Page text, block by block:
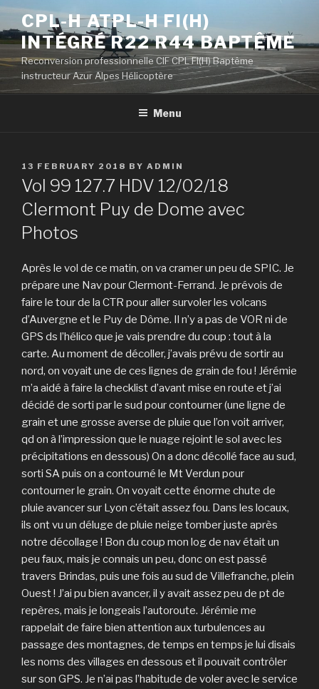
Skip
to
content
CPL-H ATPL-H FI(H)
INTÉGRÉ R22 R44 BAPTÊME
Reconversion professionnelle CIF CPL FI(H) Baptême
instructeur Azur Alpes Hélicoptère
Menu
POSTED
ON
13 FEBRUARY 2018 BY ADMIN
Vol 99 127.7 HDV 12/02/18
Clermont Puy de Dome avec
Photos
Après le vol de ce matin, on va cramer un peu de SPIC. Je
prépare une Nav pour Clermont-Ferrand. Je prévois de
faire le tour de la CTR pour aller survoler les volcans
d’Auvergne et le Puy de Dôme. Il n’y a pas de VOR ni de
GPS ds l’hélico que je vais prendre du coup : tout à la
carte. Au moment de décoller, j’avais prévu de sortir au
nord, on voyait une de ces lignes de grain de fou ! Jérémie
m’a aidé à faire la checklist d’avant mise en route et j’ai
décidé de sorti par le sud pour contourner (une ligne de
grain et une grosse averse de pluie que l’on voit arriver,
qd on à l’impression que le nuage rejoint le sol avec les
précipitations en dessous) On a donc décollé face au sud,
sorti SA puis on a contourné le Mt Verdun pour
contourner le grain. On voyait cette énorme chute de
pluie avancer sur Lyon c’était assez fou. Dans les locaux,
ils ont vu un déluge de pluie neige tomber juste après
notre décollage ! Bon du coup mon log de nav était un
peu faux, mais je connais un peu, donc on est passé
travers Brindas, puis une fois au sud de Villefranche, plein
Ouest ! J’ai pu bien avancer, il y avait assez peu de pt de
repères, mais je longeais l’autoroute. Jérémie me
rappelait de faire bien attention aux turbulences au
passage des montagnes, de temps en temps je lui disais
les noms des villages en dessous et il pouvait contrôler
sur son GPS. Je n’ai pas l’habitude de voler avec le service